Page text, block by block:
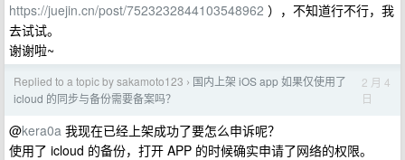
https://juejin.cn/post/7523232844103548962 ），不知道行不行，我
去试试。
谢谢啦~
Replied to a topic by sakamoto123 › 国内上架 iOS app 如果仅使用了
icloud 的同步与备份需要备案吗？
2 月 4
日
@kera0a 我现在已经上架成功了要怎么申诉呢？
使用了 icloud 的备份，打开 APP 的时候确实申请了网络的权限。